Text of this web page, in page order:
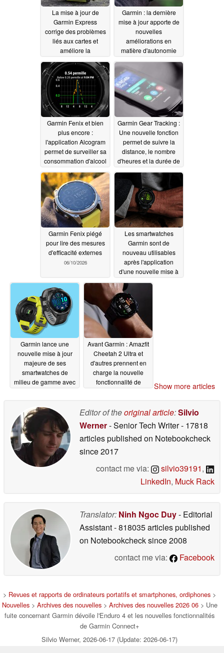
La mise à jour de
Garmin Express
corrige des problèmes
liés aux cartes et
améliore la
06/15/2026
Garmin : la dernière
mise à jour apporte de
nouvelles
améliorations en
matière d'autonomie
connectées haut de
gamme
Garmin Fenix et bien
plus encore :
l'application Alcogram
permet de surveiller sa
consommation d'alcool
06/13/2026
Garmin Gear Tracking :
Une nouvelle fonction
permet de suivre la
distance, le nombre
d'heures et la durée de
06/10/2026
Garmin Fenix piégé
pour lire des mesures
d'efficacité externes
06/10/2026
Les smartwatches
Garmin sont de
nouveau utilisables
après l'application
d'une nouvelle mise à
Garmin lance une
nouvelle mise à jour
majeure de ses
smartwatches de
milieu de gamme avec
d'entraînement
06/09/2026
Avant Garmin : Amazfit
Cheetah 2 Ultra et
d'autres prennent en
charge la nouvelle
fonctionnalité de
Show more articles
Editor of theoriginal article:Silvio
Werner- Senior Tech Writer- 17818
articles published on Notebookcheck
since 2017
contact me via:
silvio39191,
LinkedIn, Muck Rack
Translator: Ninh Ngoc Duy- Editorial
Assistant- 818035 articles published
on Notebookchecksince 2008
contact me via:
Facebook
> Revues et rapports de ordinateurs portatifs et smartphones, ordiphones >
Nouvelles> Archives des nouvelles> Archives des nouvelles 2026 06> Une
fuite concernant Garmin dévoile l'Enduro 4 et les nouvelles fonctionnalités
de Garmin Connect+
Silvio Werner, 2026-06-17 (Update: 2026-06-17)